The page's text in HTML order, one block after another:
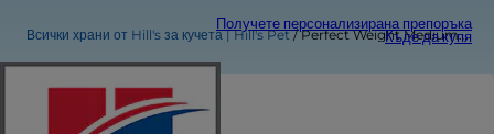
Получете персонализирана препоръка
Къде да купя
Всички храни от Hill's за кучета | Hill's Pet Perfect Weight Medium Adult с пилешко